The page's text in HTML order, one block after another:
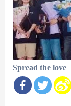
Spread the love